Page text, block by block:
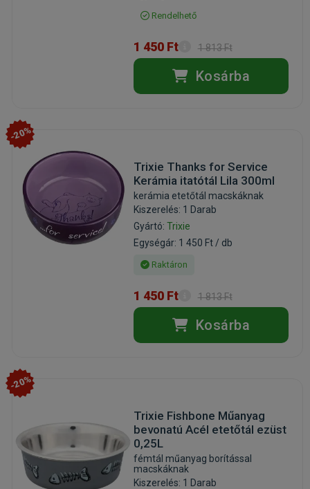
Rendelhető
1 450 Ft 1 813 Ft
Kosárba
-20%
Trixie Thanks for Service
Kerámia itatótál Lila 300ml
kerámia etetőtál macskáknak
Kiszerelés: 1 Darab
Gyártó: Trixie
Egységár: 1 450 Ft / db
Raktáron
1 450 Ft 1 813 Ft
Kosárba
-20%
Trixie Fishbone Műanyag
bevonatú Acél etetőtál ezüst
0,25L
fémtál műanyag borítással
macskáknak
Kiszerelés: 1 Darab